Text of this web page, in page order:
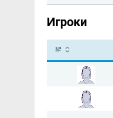
Игроки
№